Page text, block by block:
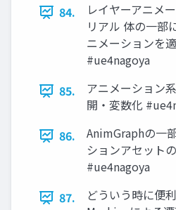
84.
レイヤーアニメ
リアル 体の一部
ニメーションを
#ue4nagoya
85.
アニメーション
開・変数化
86.
AnimGraphの一
ションアセット
#ue4nagoya
87.
どういう時に便